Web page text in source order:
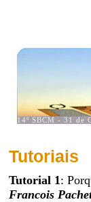
Tutoriais
Tutorial 1:
Francois